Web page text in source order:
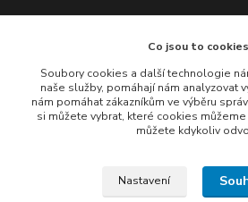
+420 777 461 661
(Po-Pá, 8-16 hod.)
info@balimespolu.cz
Co jsou to
Soubory cookies a další technologie
naše služby, pomáhají nám analyzovat
nám pomáhat zákazníkům ve výběru
si můžete vybrat, které cookies
můžete kdykoliv
Nastavení